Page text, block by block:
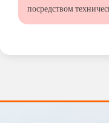
посредством